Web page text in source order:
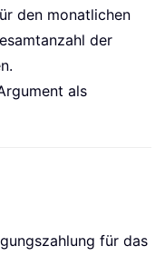
den monatlichen
der
als
für das